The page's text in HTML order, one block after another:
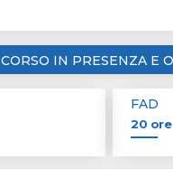
CORSO IN PRESENZA E
FAD
20 ore